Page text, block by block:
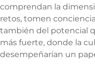
comprendan la
retos, tomen
también del potencial
más fuerte, donde la
desempeñarían un